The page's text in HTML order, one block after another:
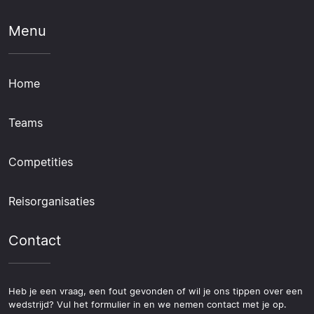
Menu
Home
Teams
Competities
Reisorganisaties
Contact
Heb je een vraag, een fout gevonden of wil je ons tippen over een
wedstrijd? Vul het formulier in en we nemen contact met je op.